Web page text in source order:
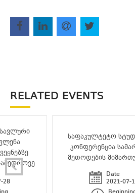
RELATED EVENTS
28
საფაკულტეტო
კონფერენცია
მეთოდების
Date
2021-07-